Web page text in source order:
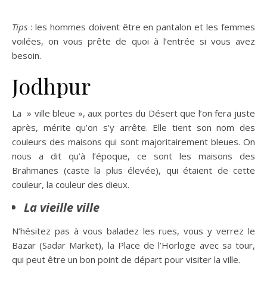
Tips : les hommes doivent être en pantalon et les femmes
voilées, on vous prête de quoi à l’entrée si vous avez
besoin.
Jodhpur
La » ville bleue », aux portes du Désert que l’on fera juste
après, mérite qu’on s’y arrête. Elle tient son nom des
couleurs des maisons qui sont majoritairement bleues. On
nous a dit qu’à l’époque, ce sont les maisons des
Brahmanes (caste la plus élevée), qui étaient de cette
couleur, la couleur des dieux.
La vieille ville
N’hésitez pas à vous baladez les rues, vous y verrez le
Bazar (Sadar Market), la Place de l’Horloge avec sa tour,
qui peut être un bon point de départ pour visiter la ville.